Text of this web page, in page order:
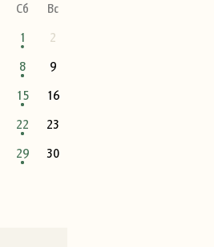
Сб
Вс
1
2
8
9
15
16
22
23
29
30